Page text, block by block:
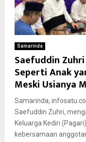
Samarinda
Saefuddin
Seperti Anak
Meski Usianya
Samarinda,
Saefuddin Zuhri,
Keluarga Kediri
kebersamaan